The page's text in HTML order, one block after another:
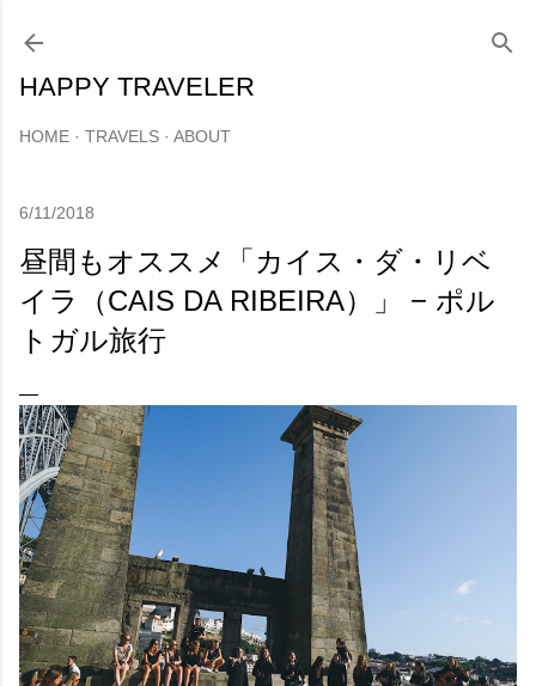
HAPPY TRAVELER
HOME TRAVELS ABOUT
6/11/2018
昼間もオススメ「カイス・ダ・リベ
イラ（CAIS DA RIBEIRA）」 − ポル
トガル旅行